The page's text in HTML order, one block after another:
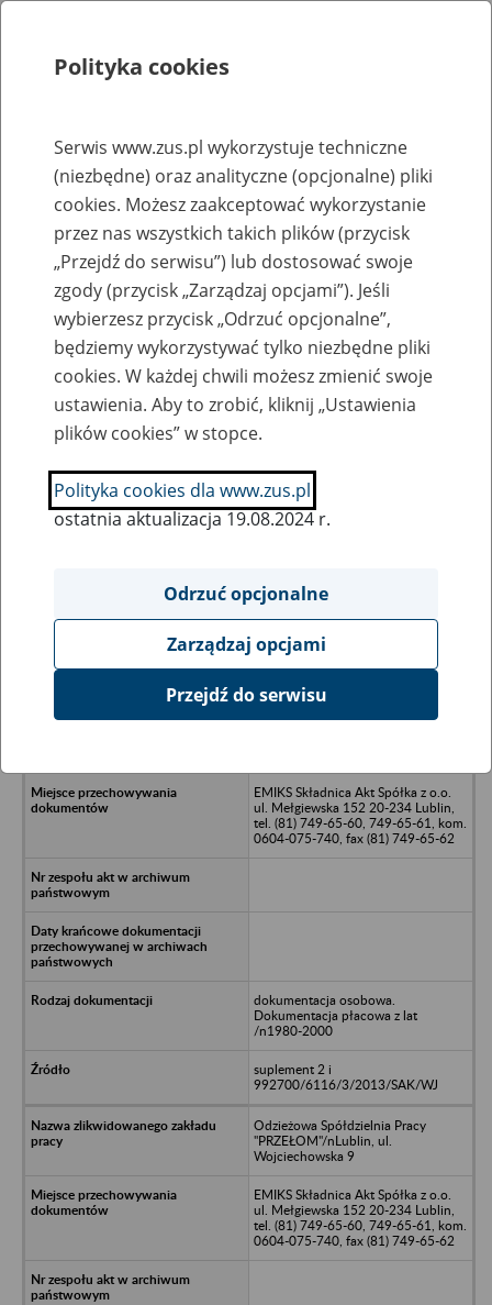
Rejestry, ewidencje i archiwa
Baza zlikwidowanych lub
przekształconych zakładów pracy
Nazwa zakładu pracy:
SZUKAJ
Ukryj wszystkie pozycje bazy
Przedsiębiorstwo Dziewiarsko
EMIKS Składnica Akt Spółka z o.o.
ul. Mełgiewska 152 20-234 Lublin,
tel. (81) 749-65-60, 749-65-61, kom.
0604-075-740, fax (81) 749-65-62
dokumentacja osobowa.
Dokumentacja płacowa z lat
/n1980-2000
suplement 2 i
992700/6116/3/2013/SAK/WJ
Odzieżowa Spółdzielnia Pracy
"PRZEŁOM"/nLublin, ul.
Wojciechowska 9
EMIKS Składnica Akt Spółka z o.o.
ul. Mełgiewska 152 20-234 Lublin,
tel. (81) 749-65-60, 749-65-61, kom.
0604-075-740, fax (81) 749-65-62
Polityka cookies
Serwis www.zus.pl wykorzystuje techniczne
(niezbędne) oraz analityczne (opcjonalne) pliki
cookies. Możesz zaakceptować wykorzystanie
przez nas wszystkich takich plików (przycisk
„Przejdź do serwisu”) lub dostosować swoje
zgody (przycisk „Zarządzaj opcjami”). Jeśli
wybierzesz przycisk „Odrzuć opcjonalne”,
będziemy wykorzystywać tylko niezbędne pliki
cookies. W każdej chwili możesz zmienić swoje
ustawienia. Aby to zrobić, kliknij „Ustawienia
plików cookies” w stopce.
Polityka cookies dla www.zus.pl
ostatnia aktualizacja 19.08.2024 r.
Odrzuć opcjonalne
Zarządzaj opcjami
Przejdź do serwisu